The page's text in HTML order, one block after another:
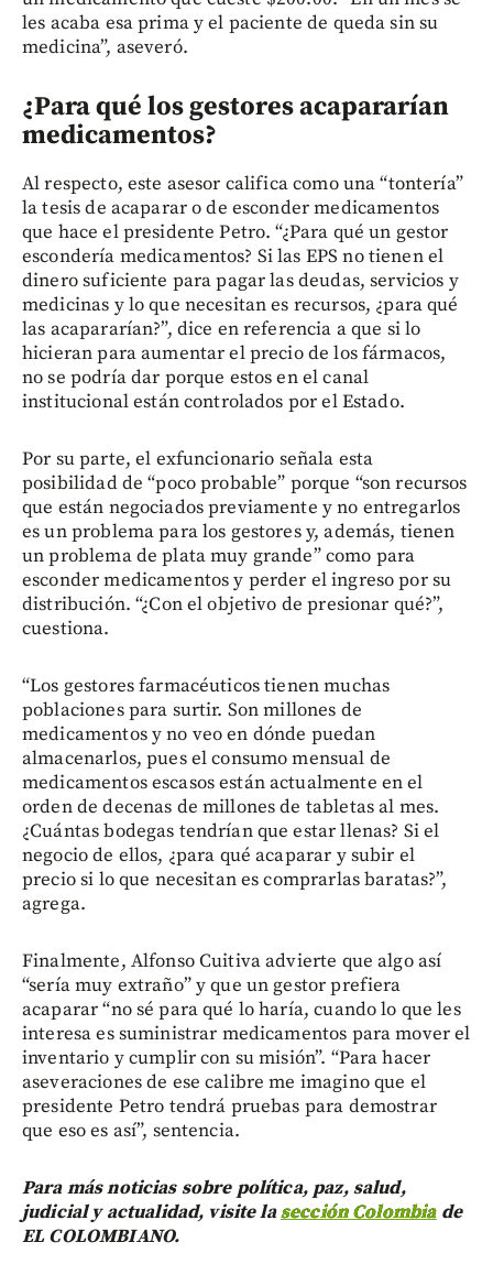
les acaba esa prima y el paciente de queda sin su
medicina”, aseveró.
¿Para qué los gestores acapararían
medicamentos?
Al respecto, este asesor califica como una “tontería”
la tesis de acaparar o de esconder medicamentos
que hace el presidente Petro. “¿Para qué un gestor
escondería medicamentos? Si las EPS no tienen el
dinero suficiente para pagar las deudas, servicios y
medicinas y lo que necesitan es recursos, ¿para qué
las acapararían?”, dice en referencia a que si lo
hicieran para aumentar el precio de los fármacos,
no se podría dar porque estos en el canal
institucional están controlados por el Estado.
Por su parte, el exfuncionario señala esta
posibilidad de “poco probable” porque “son recursos
que están negociados previamente y no entregarlos
es un problema para los gestores y, además, tienen
un problema de plata muy grande” como para
esconder medicamentos y perder el ingreso por su
distribución. “¿Con el objetivo de presionar qué?”,
cuestiona.
“Los gestores farmacéuticos tienen muchas
poblaciones para surtir. Son millones de
medicamentos y no veo en dónde puedan
almacenarlos, pues el consumo mensual de
medicamentos escasos están actualmente en el
orden de decenas de millones de tabletas al mes.
¿Cuántas bodegas tendrían que estar llenas? Si el
negocio de ellos, ¿para qué acaparar y subir el
precio si lo que necesitan es comprarlas baratas?”,
agrega.
Finalmente, Alfonso Cuitiva advierte que algo así
“sería muy extraño” y que un gestor prefiera
acaparar “no sé para qué lo haría, cuando lo que les
interesa es suministrar medicamentos para mover el
inventario y cumplir con su misión”. “Para hacer
aseveraciones de ese calibre me imagino que el
presidente Petro tendrá pruebas para demostrar
que eso es así”, sentencia.
Para más noticias sobre política, paz, salud,
judicial y actualidad, visite lasección Colombiade
EL COLOMBIANO.